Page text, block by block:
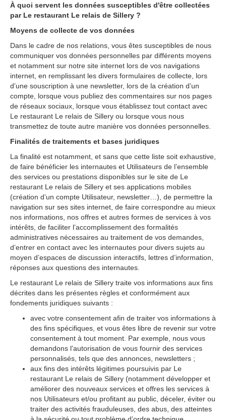
À quoi servent les données susceptibles d'être collectées
par Le restaurant Le relais de Sillery ?
Moyens de collecte de vos données
Dans le cadre de nos relations, vous êtes susceptibles de nous
communiquer vos données personnelles par différents moyens
et notamment sur notre site internet lors de vos navigations
internet, en remplissant les divers formulaires de collecte, lors
dʼune souscription à une newsletter, lors de la création dʼun
compte, lorsque vous publiez des commentaires sur nos pages
de réseaux sociaux, lorsque vous établissez tout contact avec
Le restaurant Le relais de Sillery ou lorsque vous nous
transmettez de toute autre manière vos données personnelles.
Finalités de traitements et bases juridiques
La finalité est notamment, et sans que cette liste soit exhaustive,
de faire bénéficier les internautes et Utilisateurs de lʼensemble
des services ou prestations disponibles sur le site de Le
restaurant Le relais de Sillery et ses applications mobiles
(création dʼun compte Utilisateur, newsletter…), de permettre la
navigation sur ses sites internet, de faire correspondre au mieux
nos informations, nos offres et autres formes de services à vos
intérêts, de faciliter lʼaccomplissement des formalités
administratives nécessaires au traitement de vos demandes,
dʼentrer en contact avec les internautes pour divers sujets au
moyen dʼespaces de discussion interactifs, lettres dʼinformation,
réponses aux questions des internautes.
Le restaurant Le relais de Sillery traite vos informations aux fins
décrites dans les présentes règles et conformément aux
fondements juridiques suivants :
avec votre consentement afin de traiter vos informations à
des fins spécifiques, et vous êtes libre de revenir sur votre
consentement à tout moment. Par exemple, nous vous
demandons lʼautorisation de vous fournir des services
personnalisés, tels que des annonces, newsletters ;
aux fins des intérêts légitimes poursuivis par Le
restaurant Le relais de Sillery (notamment développer et
améliorer des nouveaux services et offres les services à
nos Utilisateurs et/ou profitant au public, déceler, éviter ou
traiter des activités frauduleuses, des abus, des atteintes